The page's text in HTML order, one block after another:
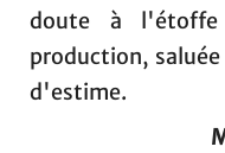
doute à l'étoffe
production,
d'estime.